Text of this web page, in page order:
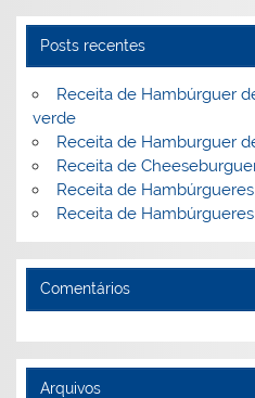
o
k
Posts recentes
Receita de Hambúrguer
verde
Receita de Hamburguer
Receita de
Receita de
Receita de
Comentários
Arquivos